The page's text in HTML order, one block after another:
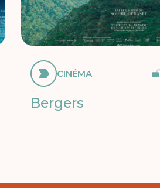
CINÉMA
Bergers